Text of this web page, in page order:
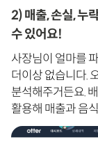
2) 매출, 손실, 누
수 있어요!
사장님이 얼마를
더이상 없습니다.
분석해주거든요.
활용해 매출과 음